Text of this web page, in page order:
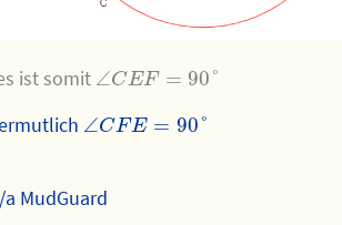
ist somit ∠CEF = 90°
∠CEF=90
∠CFE = 90°
∠CFE=90
MudGuard